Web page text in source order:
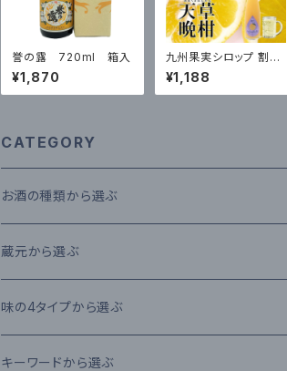
誉の露 720ml 箱入
¥1,870
九州果実シロップ 割り
材 天草 晩柑 3倍希釈
500ml はちみつ入り ノ
ンアルコール ノンアルド
¥1,188
CATEGORY
お酒の種類から選ぶ
本格米焼酎
本格芋焼酎
本格麦焼酎
蔵元から選ぶ
大石酒造場
木下醸造所
味の4タイプから選ぶ
フレーバータイプ
キーワードから選ぶ